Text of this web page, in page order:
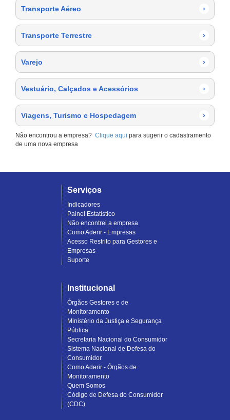
Transporte Aéreo ›
Transporte Terrestre ›
Varejo ›
Vestuário, Calçados e Acessórios ›
Viagens, Turismo e Hospedagem ›
Não encontrou a empresa? Clique aqui para sugerir o cadastramento
de uma nova empresa
Serviços
Indicadores
Painel Estatístico
Não encontrei a empresa
Como Aderir - Empresas
Acesso Restrito para Gestores e
Empresas
Suporte
Institucional
Órgãos Gestores e de
Monitoramento
Ministério da Justiça e Segurança
Pública
Secretaria Nacional do Consumidor
Sistema Nacional de Defesa do
Consumidor
Como Aderir - Órgãos de
Monitoramento
Quem Somos
Código de Defesa do Consumidor
(CDC)